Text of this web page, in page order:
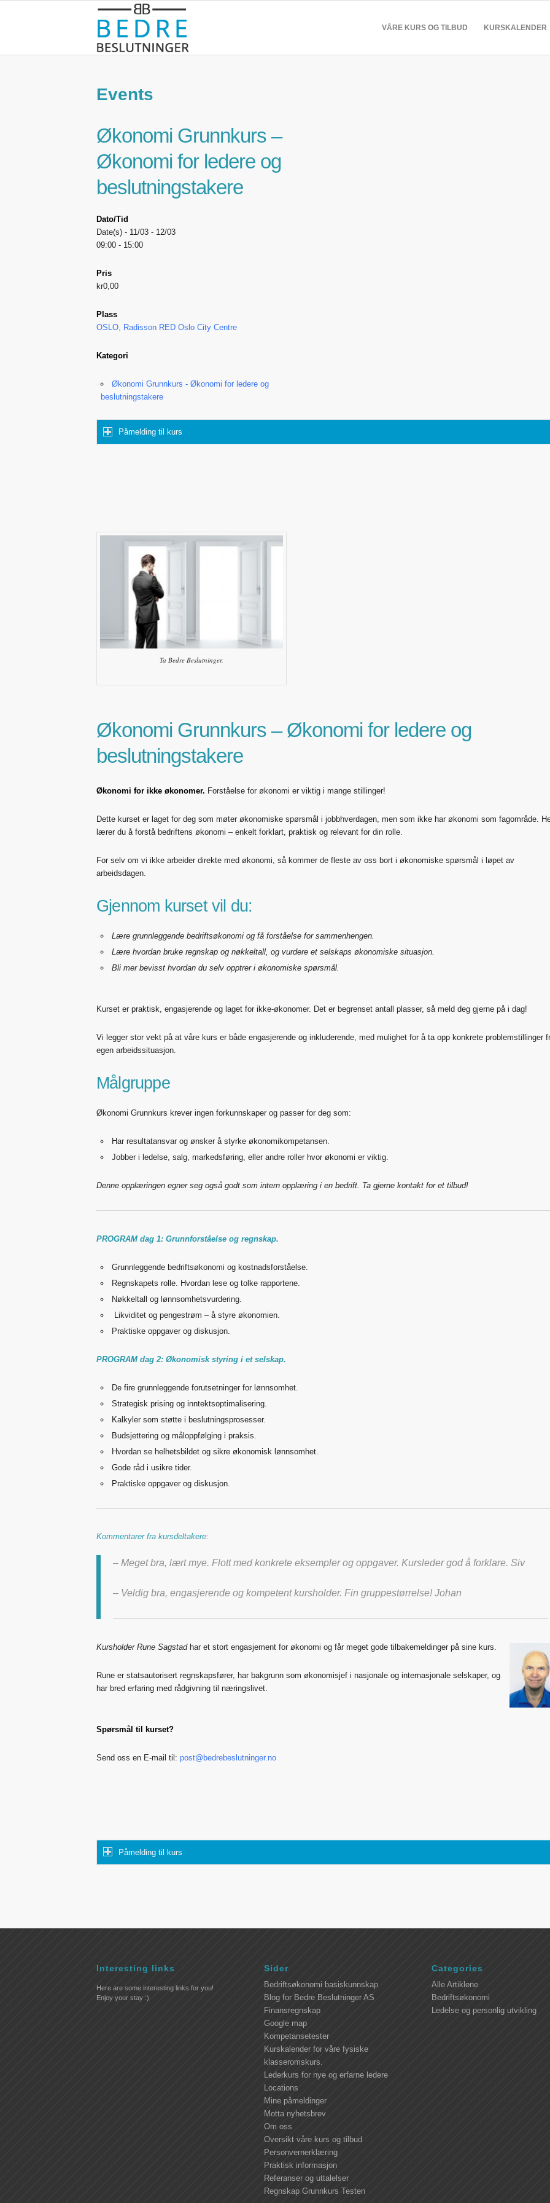
VÅRE KURS OG TILBUD KURSKALENDER
Events
Økonomi Grunnkurs –
Økonomi for ledere og
beslutningstakere
Dato/Tid
Date(s) - 11/03 - 12/03
09:00 - 15:00
Pris
kr0,00
Plass
OSLO, Radisson RED Oslo City Centre
Kategori
Økonomi Grunnkurs - Økonomi for ledere og
beslutningstakere
Påmelding til kurs
Ta Bedre Beslutninger.
Økonomi Grunnkurs – Økonomi for ledere og
beslutningstakere
Økonomi for ikke økonomer. Forståelse for økonomi er viktig i mange stillinger!
Dette kurset er laget for deg som møter økonomiske spørsmål i jobbhverdagen, men som ikke har økonomi som fagområde.
lærer du å forstå bedriftens økonomi – enkelt forklart, praktisk og relevant for din rolle.
For selv om vi ikke arbeider direkte med økonomi, så kommer de fleste av oss bort i økonomiske spørsmål i løpet av
arbeidsdagen.
Gjennom kurset vil du:
Lære grunnleggende bedriftsøkonomi og få forståelse for sammenhengen.
Lære hvordan bruke regnskap og nøkkeltall, og vurdere et selskaps økonomiske situasjon.
Bli mer bevisst hvordan du selv opptrer i økonomiske spørsmål.
Kurset er praktisk, engasjerende og laget for ikke-økonomer. Det er begrenset antall plasser, så meld deg gjerne på i dag!
Vi legger stor vekt på at våre kurs er både engasjerende og inkluderende, med mulighet for å ta opp konkrete problemstillinger
egen arbeidssituasjon.
Målgruppe
Økonomi Grunnkurs krever ingen forkunnskaper og passer for deg som:
Har resultatansvar og ønsker å styrke økonomikompetansen.
Jobber i ledelse, salg, markedsføring, eller andre roller hvor økonomi er viktig.
Denne opplæringen egner seg også godt som intern opplæring i en bedrift. Ta gjerne kontakt for et tilbud!
PROGRAM dag 1: Grunnforståelse og regnskap.
Grunnleggende bedriftsøkonomi og kostnadsforståelse.
Regnskapets rolle. Hvordan lese og tolke rapportene.
Nøkkeltall og lønnsomhetsvurdering.
Likviditet og pengestrøm – å styre økonomien.
Praktiske oppgaver og diskusjon.
PROGRAM dag 2: Økonomisk styring i et selskap.
De fire grunnleggende forutsetninger for lønnsomhet.
Strategisk prising og inntektsoptimalisering.
Kalkyler som støtte i beslutningsprosesser.
Budsjettering og måloppfølging i praksis.
Hvordan se helhetsbildet og sikre økonomisk lønnsomhet.
Gode råd i usikre tider.
Praktiske oppgaver og diskusjon.
Kommentarer fra kursdeltakere:
– Meget bra, lært mye. Flott med konkrete eksempler og oppgaver. Kursleder god å forklare. Siv
– Veldig bra, engasjerende og kompetent kursholder. Fin gruppestørrelse! Johan
Kursholder Rune Sagstadhar et stort engasjement for økonomi og får meget gode tilbakemeldinger på sine kurs.
Rune er statsautorisert regnskapsfører, har bakgrunn som økonomisjef i nasjonale og internasjonale selskaper, og
har bred erfaring med rådgivning til næringslivet.
Spørsmål til kurset?
Send oss en E-mail til: post@bedrebeslutninger.no
Påmelding til kurs
Interesting links
Here are some interesting links for you!
Enjoy your stay :)
Sider
Bedriftsøkonomi basiskunnskap
Blog for Bedre Beslutninger AS
Finansregnskap
Google map
Kompetansetester
Kurskalender for våre fysiske
klasseromskurs.
Lederkurs for nye og erfarne ledere
Locations
Mine påmeldinger
Motta nyhetsbrev
Om oss
Oversikt våre kurs og tilbud
Personvernerklæring
Praktisk informasjon
Referanser og uttalelser
Regnskap Grunnkurs Testen
Categories
Alle Artiklene
Bedriftsøkonomi
Ledelse og personlig utvikling